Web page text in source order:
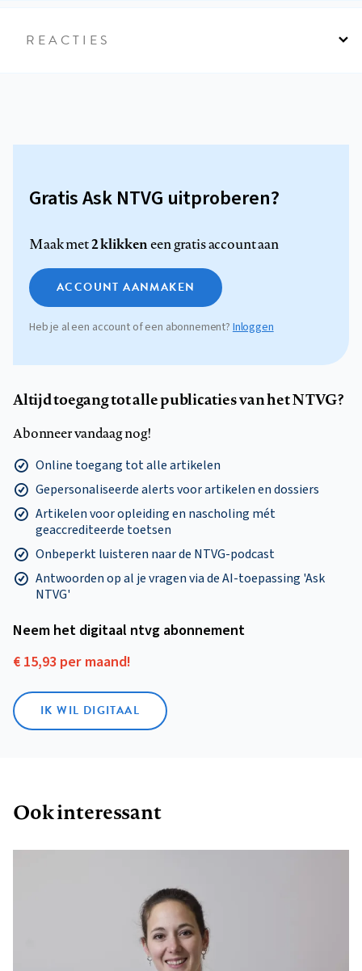
REACTIES
Gratis Ask NTVG uitproberen?
Maak met2 klikkeneen gratis account aan
ACCOUNT AANMAKEN
Heb je al een account of een abonnement? Inloggen
Altijd toegang tot alle publicaties van het NTVG?
Abonneer vandaag nog!
Online toegang tot alle artikelen
Gepersonaliseerde alerts voor artikelen en dossiers
Artikelen voor opleiding en nascholing mét
geaccrediteerde toetsen
Onbeperkt luisteren naar de NTVG-podcast
Antwoorden op al je vragen via de AI-toepassing 'Ask
NTVG'
Neem het digitaal ntvg abonnement
€ 15,93 per maand!
IK WIL DIGITAAL
Ook interessant